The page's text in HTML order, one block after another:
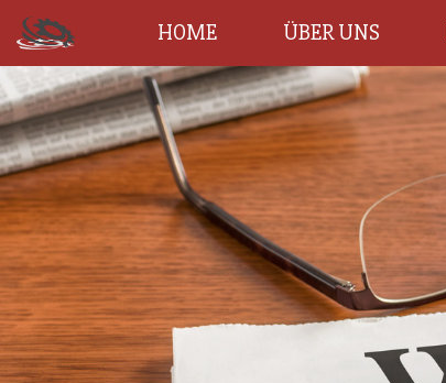
HOME ÜBER UNS